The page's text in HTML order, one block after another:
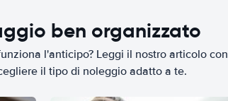
ben organizzato
l'anticipo? Leggi il nostro articolo con
il tipo di noleggio adatto a te.